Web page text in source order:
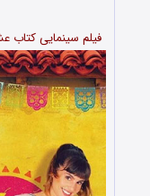
فیلم سینمایی کتاب